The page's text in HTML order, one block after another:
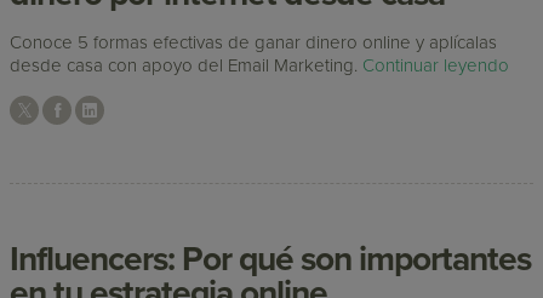
Conoce 5 formas efectivas de ganar dinero online y aplícalas
desde casa con apoyo del Email Marketing. Continuar leyendo
Influencers: Por qué son importantes